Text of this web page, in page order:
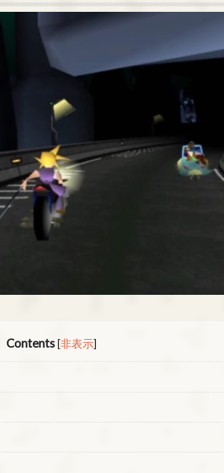
Contents [非表示]